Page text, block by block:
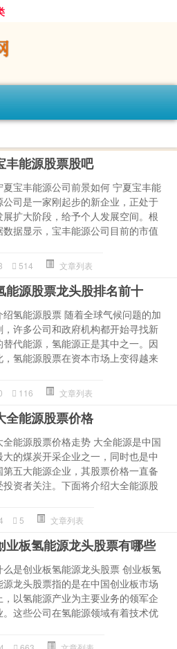
丰能源股票股吧
夏宝丰能源公司前景如何 宁夏宝丰能
公司是一家刚起步的新企业，正处于
展扩大阶段，给予个人发展空间。根
数据显示，宝丰能源公司目前的市值
514 文章列表
能源股票龙头股排名前十
绍氢能源股票 随着全球气候问题的加
，许多公司和政府机构都开始寻找新
替代能源，氢能源正是其中之一。因
，氢能源股票在资本市场上变得越来
116 文章列表
全能源股票价格
全能源股票价格走势 大全能源是中国
大的煤炭开采企业之一，同时也是中
第五大能源企业，其股票价格一直备
投资者关注。下面将介绍大全能源股
5 文章列表
业板氢能源龙头股票有哪些
么是创业板氢能源龙头股票 创业板氢
源龙头股票指的是在中国创业板市场
，以氢能源产业为主要业务的领军企
。这些公司在氢能源领域有着技术优